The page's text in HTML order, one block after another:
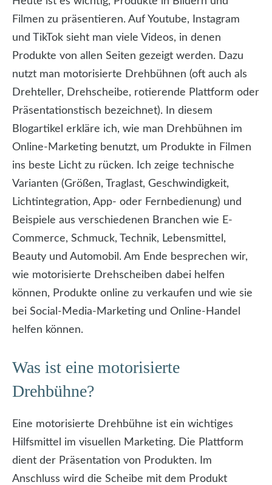
Filmen zu präsentieren. Auf Youtube, Instagram
und TikTok sieht man viele Videos, in denen
Produkte von allen Seiten gezeigt werden. Dazu
nutzt man motorisierte Drehbühnen (oft auch als
Drehteller, Drehscheibe, rotierende Plattform oder
Präsentationstisch bezeichnet). In diesem
Blogartikel erkläre ich, wie man Drehbühnen im
Online-Marketing benutzt, um Produkte in Filmen
ins beste Licht zu rücken. Ich zeige technische
Varianten (Größen, Traglast, Geschwindigkeit,
Lichtintegration, App- oder Fernbedienung) und
Beispiele aus verschiedenen Branchen wie E-
Commerce, Schmuck, Technik, Lebensmittel,
Beauty und Automobil. Am Ende besprechen wir,
wie motorisierte Drehscheiben dabei helfen
können, Produkte online zu verkaufen und wie sie
bei Social-Media-Marketing und Online-Handel
helfen können.
Was ist eine motorisierte
Drehbühne?
Eine motorisierte Drehbühne ist ein wichtiges
Hilfsmittel im visuellen Marketing. Die Plattform
dient der Präsentation von Produkten. Im
Anschluss wird die Scheibe mit dem Produkt